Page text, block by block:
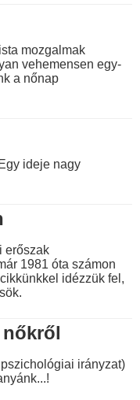
mozgalmak
vehemensen egy-
a nőnap
ideje nagy
erőszak
1981 óta számon
idézzük fel,
nőkről
irányzat)